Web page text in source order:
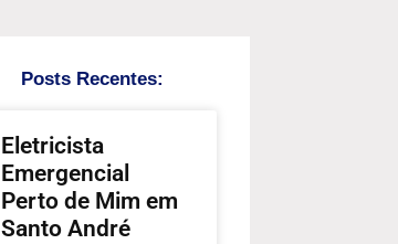
Posts Recentes:
Eletricista
Emergencial
Perto de Mim em
Santo André